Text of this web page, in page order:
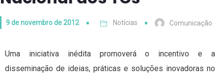
9 de novembro de 2012 Notícias Comunicação
Uma iniciativa inédita promoverá o incentivo e a
disseminação de ideias, práticas e soluções inovadoras no